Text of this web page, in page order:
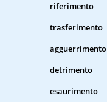
riferimento
trasferimento
agguerrimento
detrimento
esaurimento